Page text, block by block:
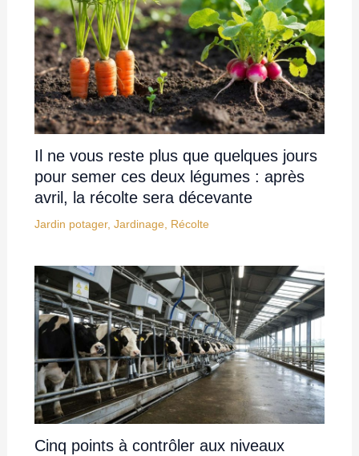
Il ne vous reste plus que quelques jours
pour semer ces deux légumes : après
avril, la récolte sera décevante
Jardin potager, Jardinage Récolte
Cinq points à contrôler aux niveaux